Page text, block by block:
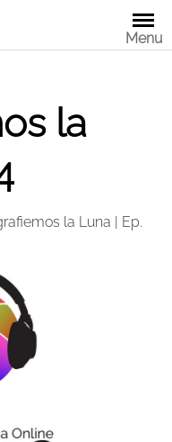
Menu
la
la Luna | Ep.